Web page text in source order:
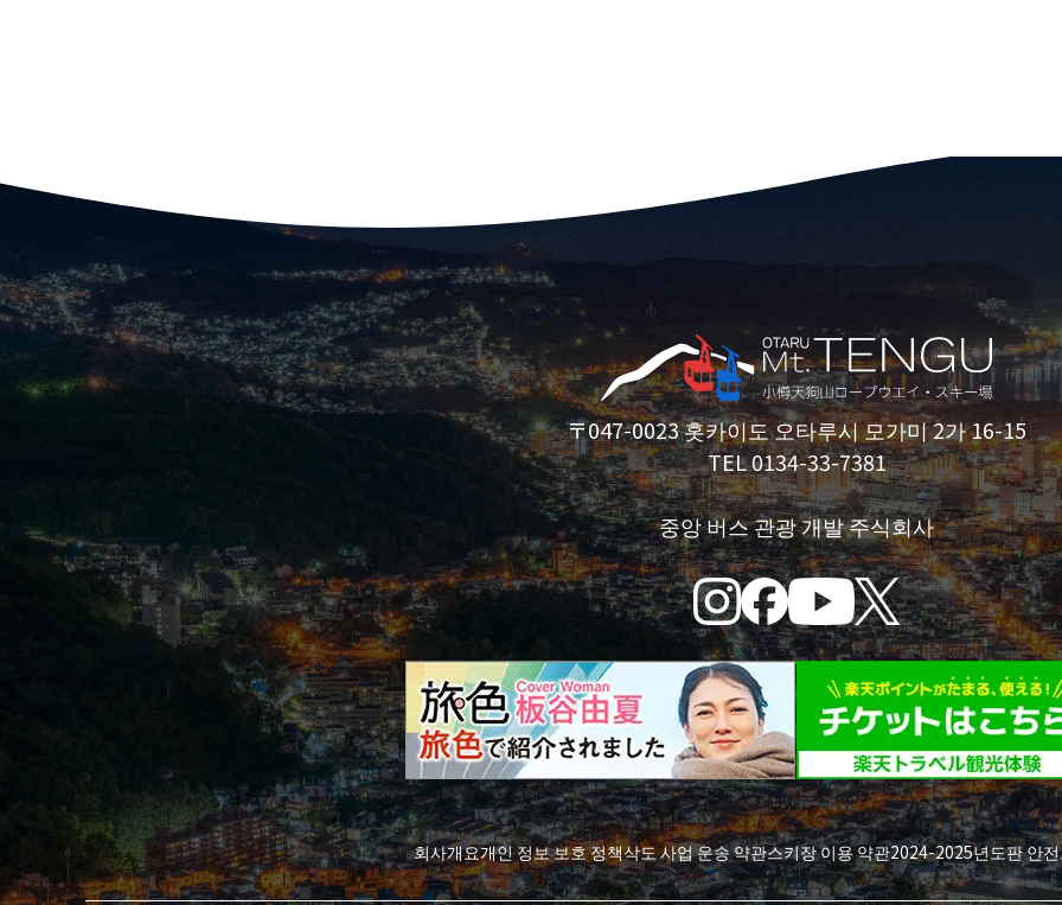
〒047-0023 홋카이도 오타루시 모가미 2가 16-15
TEL 0134-33-7381
중앙 버스 관광 개발 주식회사
회사개요개인 정보 보호 정책삭도 사업 운송 약관스키장 이용 약관2024-2025년도판 안